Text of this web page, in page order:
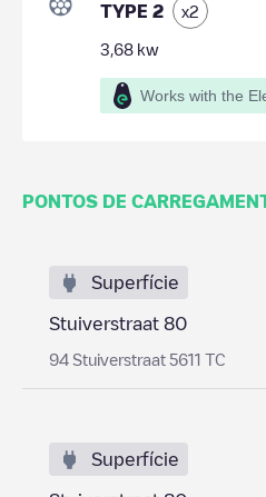
TYPE 2 x2
3,68 kw
Works with the
PONTOS DE
Superfície
Stuiverstraat 80
94 Stuiverstraat 5611 TC
Superfície